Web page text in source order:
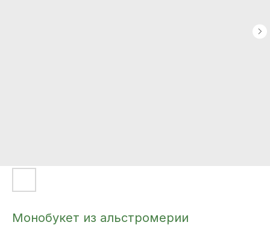
Монобукет из альстромерии